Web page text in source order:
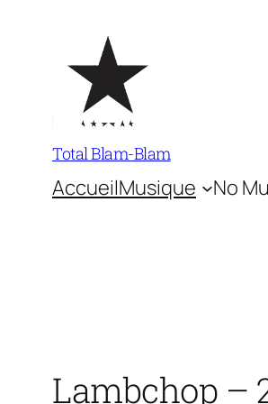
contenu
Total Blam-Blam
AccueilMusique No
Lambchop –